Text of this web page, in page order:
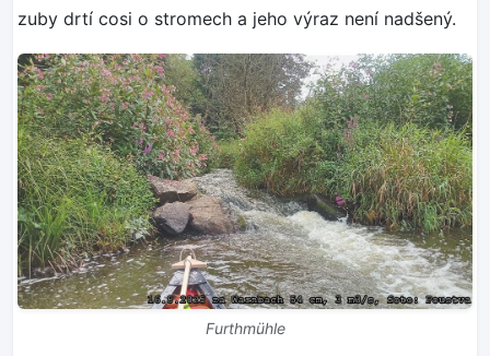
zuby drtí cosi o stromech a jeho výraz není nadšený.
Furthmühle